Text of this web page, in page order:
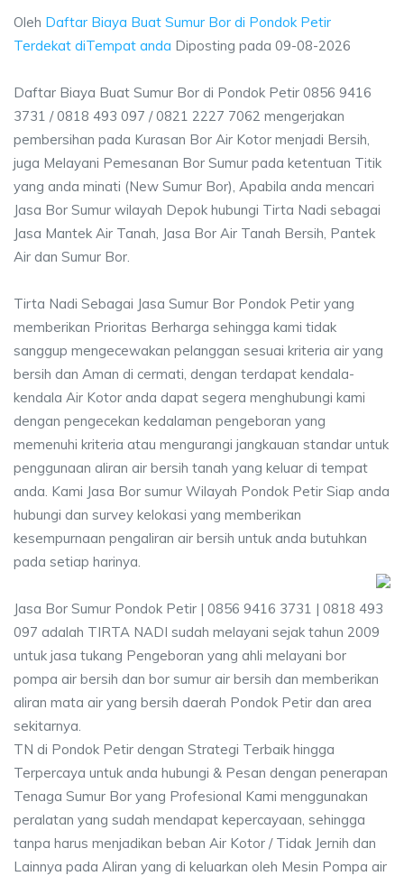
Oleh Daftar Biaya Buat Sumur Bor di Pondok Petir
Terdekat diTempat anda Diposting pada 09-08-2026
Daftar Biaya Buat Sumur Bor di Pondok Petir 0856 9416
3731 / 0818 493 097 / 0821 2227 7062 mengerjakan
pembersihan pada Kurasan Bor Air Kotor menjadi Bersih,
juga Melayani Pemesanan Bor Sumur pada ketentuan Titik
yang anda minati (New Sumur Bor), Apabila anda mencari
Jasa Bor Sumur wilayah Depok hubungi Tirta Nadi sebagai
Jasa Mantek Air Tanah, Jasa Bor Air Tanah Bersih, Pantek
Air dan Sumur Bor.
Tirta Nadi Sebagai Jasa Sumur Bor Pondok Petir yang
memberikan Prioritas Berharga sehingga kami tidak
sanggup mengecewakan pelanggan sesuai kriteria air yang
bersih dan Aman di cermati, dengan terdapat kendala-
kendala Air Kotor anda dapat segera menghubungi kami
dengan pengecekan kedalaman pengeboran yang
memenuhi kriteria atau mengurangi jangkauan standar untuk
penggunaan aliran air bersih tanah yang keluar di tempat
anda. Kami Jasa Bor sumur Wilayah Pondok Petir Siap anda
hubungi dan survey kelokasi yang memberikan
kesempurnaan pengaliran air bersih untuk anda butuhkan
pada setiap harinya.
Jasa Bor Sumur Pondok Petir | 0856 9416 3731 | 0818 493
097 adalah TIRTA NADI sudah melayani sejak tahun 2009
untuk jasa tukang Pengeboran yang ahli melayani bor
pompa air bersih dan bor sumur air bersih dan memberikan
aliran mata air yang bersih daerah Pondok Petir dan area
sekitarnya.
TN di Pondok Petir dengan Strategi Terbaik hingga
Terpercaya untuk anda hubungi & Pesan dengan penerapan
Tenaga Sumur Bor yang Profesional Kami menggunakan
peralatan yang sudah mendapat kepercayaan, sehingga
tanpa harus menjadikan beban Air Kotor / Tidak Jernih dan
Lainnya pada Aliran yang di keluarkan oleh Mesin Pompa air